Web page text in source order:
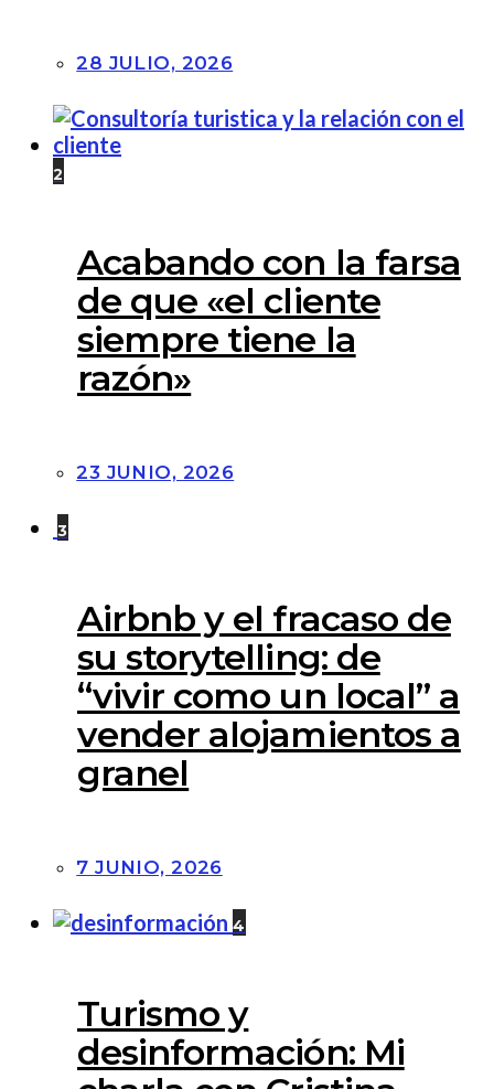
28 JULIO, 2026
2
Acabando con la farsa
de que «el cliente
siempre tiene la
razón»
23 JUNIO, 2026
3
Airbnb y el fracaso de
su storytelling: de
“vivir como un local” a
vender alojamientos a
granel
7 JUNIO, 2026
4
Turismo y
desinformación: Mi